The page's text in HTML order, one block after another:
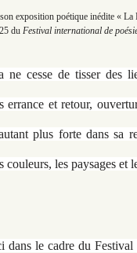
exposition poétique inédite « La
du Festival international de
ne cesse de tisser des
errance et retour,
plus forte dans sa
couleurs, les paysages et
dans le cadre du